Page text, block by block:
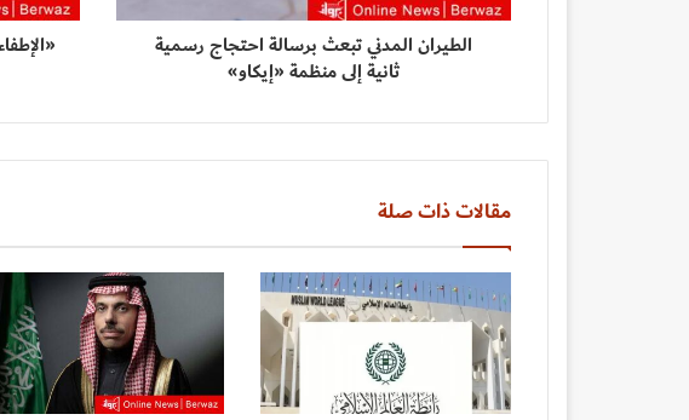
الطيران المدني تبعث برسالة احتجاج رسمية
ثانية إلى منظمة «إيكاو»
مقالات ذات صلة